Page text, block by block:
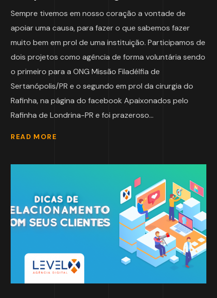
Sempre tivemos em nosso coração a vontade de
apoiar uma causa, para fazer o que sabemos fazer
muito bem em prol de uma instituição. Participamos de
dois projetos como agência de forma voluntária sendo
o primeiro para a ONG Missão Filadélfia de
Sertanópolis/PR e o segundo em prol da cirurgia do
Rafinha, na página do facebook Apaixonados pelo
Rafinha de Londrina-PR e foi prazeroso...
READ MORE